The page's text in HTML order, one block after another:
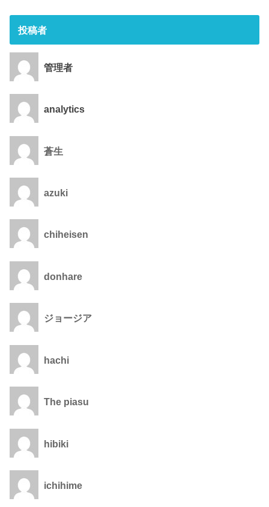
投稿者
管理者
analytics
蒼生
azuki
chiheisen
donhare
ジョージア
hachi
The piasu
hibiki
ichihime